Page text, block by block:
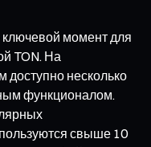
момент для
TON. На
доступно несколько
функционалом.
свыше 10